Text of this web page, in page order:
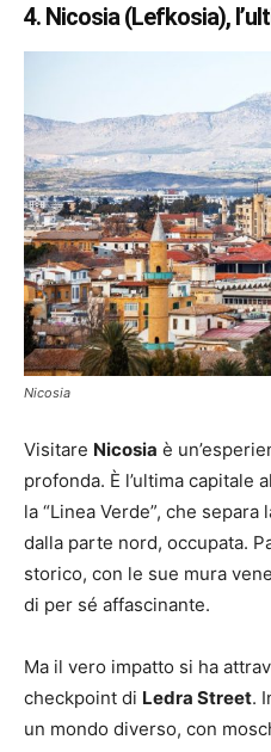
4. Nicosia (Lefkosia),
Nicosia
Visitare Nicosia è
profonda. È l’ultima capitale
la “Linea Verde”, che
dalla parte nord, occupata.
storico, con le sue mura
di per sé affascinante.
Ma il vero impatto si ha
checkpoint di Ledra Street.
un mondo diverso, con